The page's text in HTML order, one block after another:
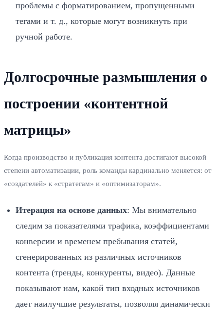
проблемы с форматированием, пропущенными
тегами и т. д., которые могут возникнуть при
ручной работе.
Долгосрочные размышления о
построении «контентной
матрицы»
Когда производство и публикация контента достигают высокой
степени автоматизации, роль команды кардинально меняется: от
«создателей» к «стратегам» и «оптимизаторам».
Итерация на основе данных: Мы внимательно
следим за показателями трафика, коэффициентами
конверсии и временем пребывания статей,
сгенерированных из различных источников
контента (тренды, конкуренты, видео). Данные
показывают нам, какой тип входных источников
дает наилучшие результаты, позволяя динамически